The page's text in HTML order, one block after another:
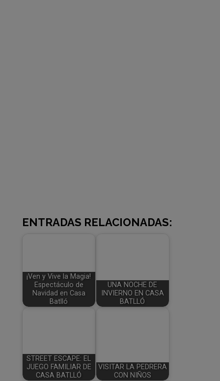
ENTRADAS RELACIONADAS:
¡Ven y Vive la Magia!
Espectáculo de
Navidad en Casa
Batlló
UNA NOCHE DE
INVIERNO EN CASA
BATLLÓ
STREET ESCAPE: EL
JUEGO FAMILIAR DE
CASA BATLLÓ
VISITAR LA PEDRERA
CON NIÑOS